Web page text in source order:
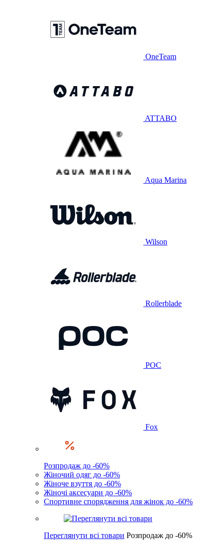
OneTeam
ATTABO
Aqua Marina
Wilson
Rollerblade
POC
Fox
Розпродаж до -60%
Жіночий одяг до -60%
Жіноче взуття до -60%
Жіночі аксесуари до -60%
Спортивне спорядження для жінок до -60%
Переглянути всі товари Розпродаж до -60%